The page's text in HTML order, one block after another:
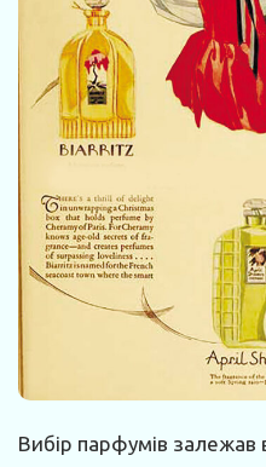
Вибір парфумів залежав